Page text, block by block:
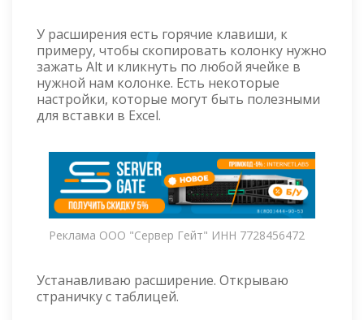
У расширения есть горячие клавиши, к
примеру, чтобы скопировать колонку нужно
зажать Alt и кликнуть по любой ячейке в
нужной нам колонке. Есть некоторые
настройки, которые могут быть полезными
для вставки в Excel.
Реклама ООО "Сервер Гейт" ИНН 7728456472
Устанавливаю расширение. Открываю
страничку с таблицей.